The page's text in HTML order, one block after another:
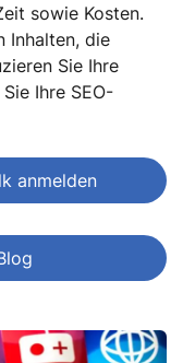
sowie Kosten.
Inhalten, die
Sie Ihre
Ihre SEO-
anmelden